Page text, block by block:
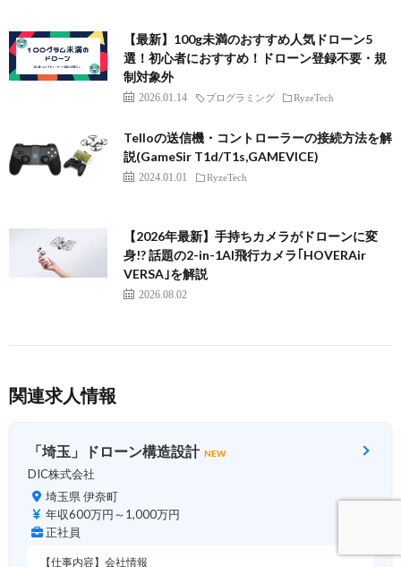
【最新】100g未満のおすすめ人気ドローン5
選！初心者におすすめ！ドローン登録不要・規
制対象外
2026.01.14 プログラミング RyzeTech
Telloの送信機・コントローラーの接続方法を解
説(GameSir T1d/T1s,GAMEVICE)
2024.01.01 RyzeTech
【2026年最新】手持ちカメラがドローンに変
身!? 話題の2-in-1AI飛行カメラ｢HOVERAir
VERSA｣を解説
2026.08.02
関連求人情報
「埼玉」ドローン構造設計 NEW
DIC株式会社
埼玉県 伊奈町
年収600万円～1,000万円
正社員
【仕事内容】会社情報